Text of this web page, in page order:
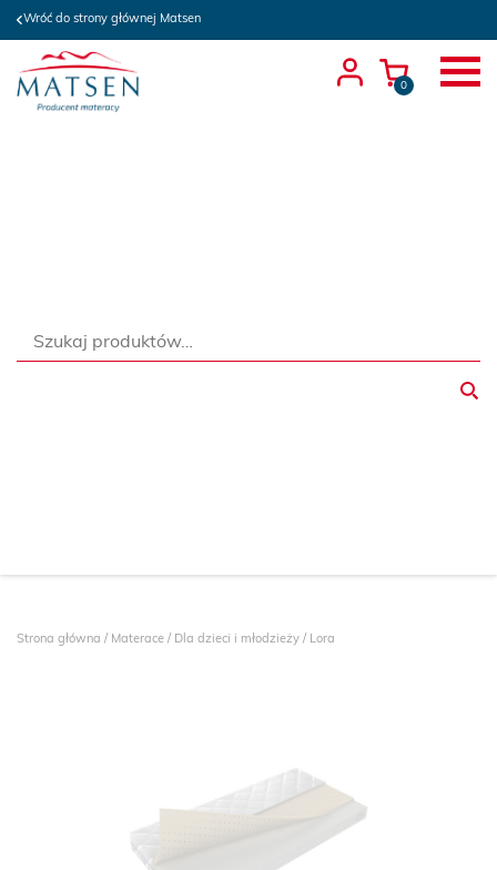
Wróć do strony głównej Matsen
0
Szukaj:
Strona główna / Materace / Dla dzieci i młodzieży / Lora